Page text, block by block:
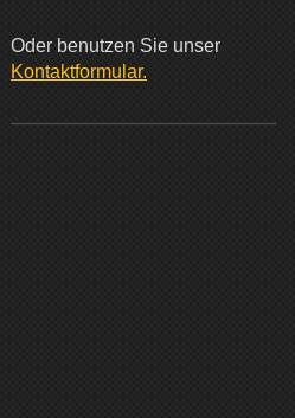
Oder benutzen Sie unser
Kontaktformular.